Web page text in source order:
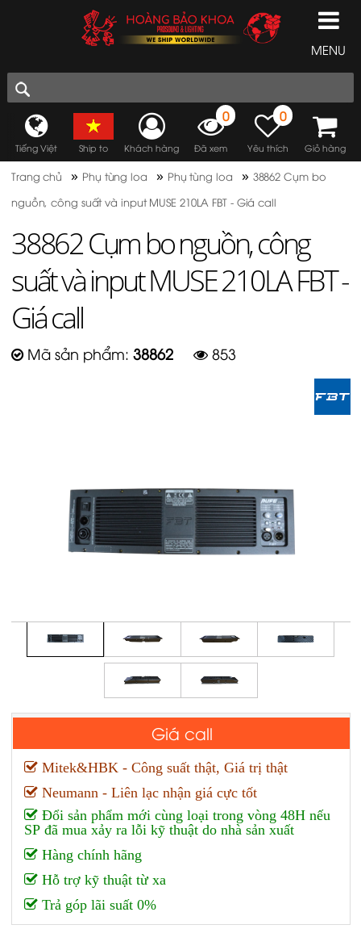
MENU
Tiếng Việt Ship to Khách hàng
0
Đã xem
0
Yêu thích Giỏ hàng
Trang chủ » Phụ tùng loa » Phụ tùng loa » 38862 Cụm bo
nguồn, công suất và input MUSE 210LA FBT - Giá call
38862 Cụm bo nguồn, công
suất và input MUSE 210LA FBT -
Giá call
Mã sản phẩm: 38862 853
Mitek&HBK - Công suất thật, Giá trị thật
Neumann - Liên lạc nhận giá cực tốt
Đổi sản phẩm mới cùng loại trong vòng 48H nếu
SP đã mua xảy ra lỗi kỹ thuật do nhà sản xuất
Hàng chính hãng
Hỗ trợ kỹ thuật từ xa
Trả góp lãi suất 0%
Giá call